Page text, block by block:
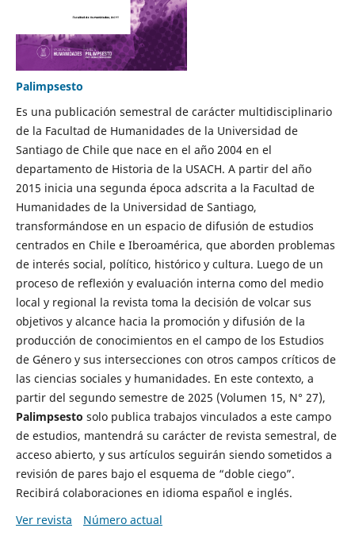
Palimpsesto
Es una publicación semestral de carácter multidisciplinario
de la Facultad de Humanidades de la Universidad de
Santiago de Chile que nace en el año 2004 en el
departamento de Historia de la USACH. A partir del año
2015 inicia una segunda época adscrita a la Facultad de
Humanidades de la Universidad de Santiago,
transformándose en un espacio de difusión de estudios
centrados en Chile e Iberoamérica, que aborden problemas
de interés social, político, histórico y cultura. Luego de un
proceso de reflexión y evaluación interna como del medio
local y regional la revista toma la decisión de volcar sus
objetivos y alcance hacia la promoción y difusión de la
producción de conocimientos en el campo de los Estudios
de Género y sus intersecciones con otros campos críticos de
las ciencias sociales y humanidades. En este contexto, a
partir del segundo semestre de 2025 (Volumen 15, N° 27),
Palimpsesto solo publica trabajos vinculados a este campo
de estudios, mantendrá su carácter de revista semestral, de
acceso abierto, y sus artículos seguirán siendo sometidos a
revisión de pares bajo el esquema de “doble ciego”.
Recibirá colaboraciones en idioma español e inglés.
Ver revista
Número actual